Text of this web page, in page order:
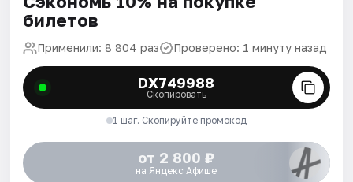
билетов
Применили: 8 804 раз Проверено: 1 минуту назад
DX749988
Скопировать
1 шаг. Скопируйте промокод
от 2 800 ₽
на Яндекс Афише